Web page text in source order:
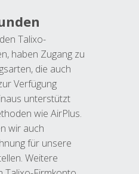
Talixo-
haben Zugang zu
die auch
Verfügung
unterstützt
wie AirPlus.
wir auch
für unsere
Weitere